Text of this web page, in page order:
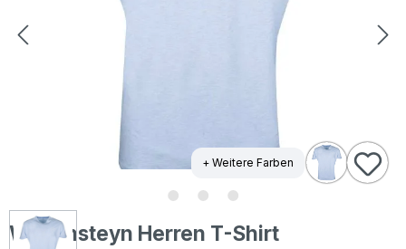
+ Weitere Farben
Wellensteyn Herren T-Shirt